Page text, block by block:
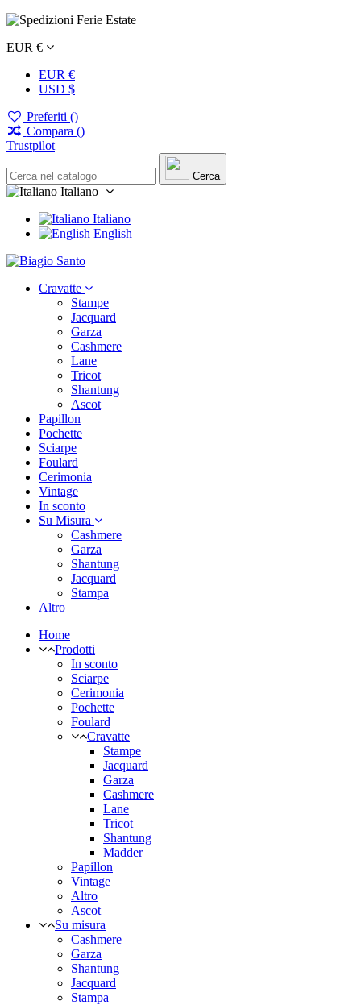
EUR €
EUR €
USD $
Preferiti ()
Compara ()
Trustpilot
Cerca
Italiano
Italiano
English
Cravatte
Stampe
Jacquard
Garza
Cashmere
Lane
Tricot
Shantung
Ascot
Papillon
Pochette
Sciarpe
Foulard
Cerimonia
Vintage
In sconto
Su Misura
Cashmere
Garza
Shantung
Jacquard
Stampa
Altro
Home
Prodotti
In sconto
Sciarpe
Cerimonia
Pochette
Foulard
Cravatte
Stampe
Jacquard
Garza
Cashmere
Lane
Tricot
Shantung
Madder
Papillon
Vintage
Altro
Ascot
Su misura
Cashmere
Garza
Shantung
Jacquard
Stampa